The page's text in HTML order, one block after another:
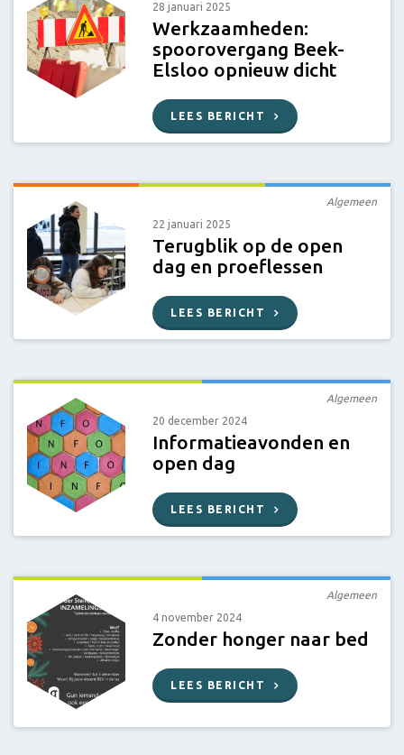
28 januari 2025
Werkzaamheden:
spoorovergang Beek-
Elsloo opnieuw dicht
LEES BERICHT
Algemeen
22 januari 2025
Terugblik op de open
dag en proeflessen
LEES BERICHT
Algemeen
20 december 2024
Informatieavonden en
open dag
LEES BERICHT
Algemeen
4 november 2024
Zonder honger naar bed
LEES BERICHT